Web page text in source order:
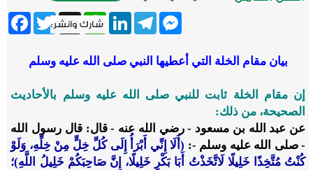
Twitter X
WhatsApp
LinkedInTelegram
Messenger
بيان مقام الخلة التي أعطيها النبي صلى الله عليه وسلم
إن مقام الخلة ثابت للنبي صلى الله عليه وسلم بالأحاديث
الصحيحة، من ذلك:
عن عبد الله بن مسعود - رضي الله عنه - قال: قال رسول الله
- صلى الله عليه وسلم -: (أَلَا إِنِّي أَبْرَأُ إِلَى كُلِّ خِلٍّ مِنْ خِلِّهِ، وَلَوْ
كُنْتُ مُتَّخِذًا خَلِيلًا لَاتَّخَذْتُ أَبَا بَكْرٍ خَلِيلًا، إِنَّ صَاحِبَكُمْ خَلِيلُ اللَّهِ)؛